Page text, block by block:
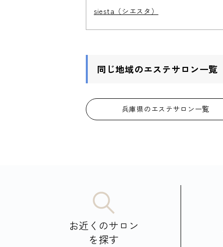
siesta（シエスタ）
同じ地域のエステサロン一覧
兵庫県のエステサロン一覧
お近くのサロン
を探す